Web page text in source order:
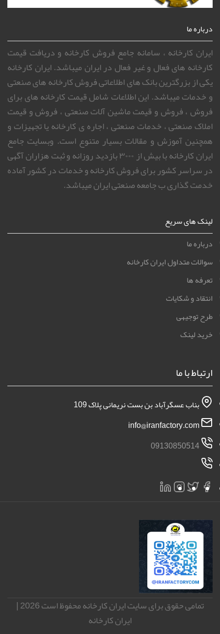
درباره ما
ایران کارخانه ، سامانه جامع فروش کارخانه و دریافت قیمت
کارخانه های فعال و غیر فعال در ایران میباشد. ایران کارخانه
یکی از بزرگترین بانک های اطلاعاتی فروش کارخانه های صنعتی
و خدمات میباشد. این اطلاعات شامل قیمت کارخانه های برای
فروش ، فروش و قیمت ماشین آلات صنعتی ، فروش و قیمت
املاک صنعتی ، خدمات صنعتی ، اجاره ی کارخانه یا تجهیزات و
همچنین آموزش و مقالات بسیار متنوع است. وبسایت جامع
ایران کارخانه با بیش از ۳۰۰۰ بازدید روزانه و ثبت هزاران آگهی
در سراسر کشور برای فروش کارخانه و خدمات در کشور آماده
خدمت گذاری ب جامعه صنعتی ایران میباشد.
لینک های سریع
درباره ما
سوالات متداول ایران کارخانه
تعرفه ها
انتقاد و شکایات
طرح توجیهی
خرید لینک
ارتباط با ما
بناب عسگرآباد بن بست نریمانی پلاک 109
09130850514
تمامی حقوق برای سایت ایران کارخانه محفوظ است 2026 |
ایران کارخانه